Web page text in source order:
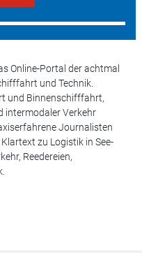
Online-Portal der achtmal
und Technik.
und Binnenschifffahrt,
intermodaler Verkehr
Journalisten
zu Logistik in See-
Reedereien,